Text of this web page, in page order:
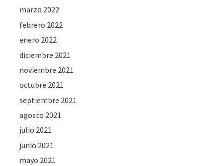
marzo 2022
febrero 2022
enero 2022
diciembre 2021
noviembre 2021
octubre 2021
septiembre 2021
agosto 2021
julio 2021
junio 2021
mayo 2021